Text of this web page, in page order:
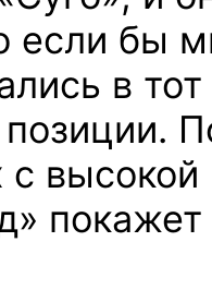
если бы
в
с